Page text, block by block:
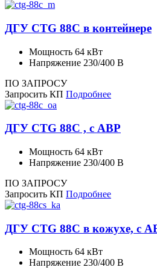
ДГУ CTG 88C в контейнере
Мощность 64 кВт
Напряжение 230/400 В
ПО ЗАПРОСУ
Запросить КП Подробнее
ДГУ CTG 88C , с АВР
Мощность 64 кВт
Напряжение 230/400 В
ПО ЗАПРОСУ
Запросить КП Подробнее
ДГУ CTG 88C в кожухе, с
Мощность 64 кВт
Напряжение 230/400 В